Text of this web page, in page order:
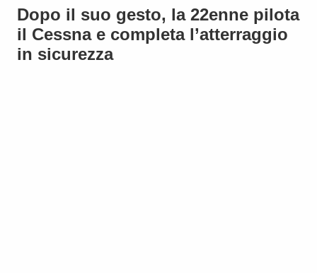
Dopo il suo gesto, la 22enne pilota
il Cessna e completa l’atterraggio
in sicurezza